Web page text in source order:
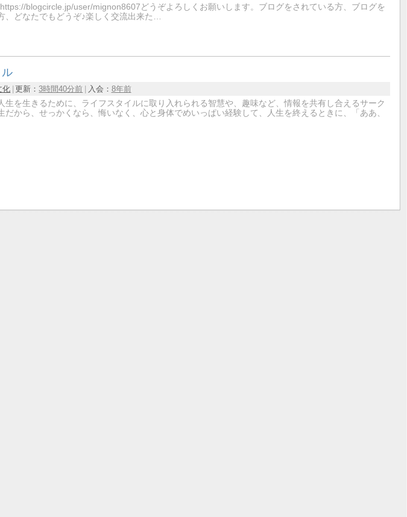
blogcircle.jp/user/mignon8607どうぞよろしくお願いします。ブログをされている方、ブログを
、どなたでもどうぞ♪楽しく交流出来た…
化 更新： 3時間40分前 入会： 8年前
生を生きるために、ライフスタイルに取り入れられる智慧や、趣味など、情報を共有し合えるサーク
だから、せっかくなら、悔いなく、心と身体でめいっぱい経験して、人生を終えるときに、「ああ、